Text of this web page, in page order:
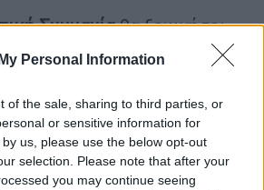
Personal Information
of the sale, sharing to third parties, or
or sensitive information for
us, please use the below opt-out
selection. Please note that after your
you may continue seeing
Συμμαχίαθα ξεκινήσει
για να «ενισχύσει περαιτέρω
μήκος της ανατολικής
δήλωσε ο Ρούτε σε
στιςΒρυξέλλες.